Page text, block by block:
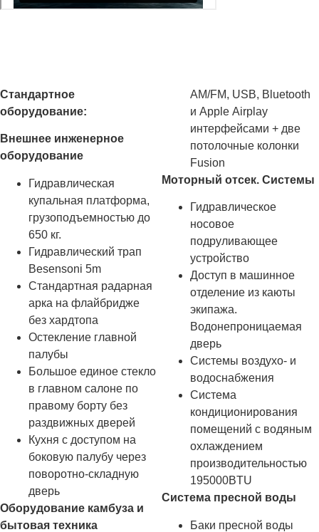
Стандартное
оборудование:
Внешнее инженерное
оборудование
Гидравлическая
купальная платформа,
грузоподъемностью до
650 кг.
Гидравлический трап
Besensoni 5m
Стандартная радарная
арка на флайбридже
без хардтопа
Остекление главной
палубы
Большое единое стекло
в главном салоне по
правому борту без
раздвижных дверей
Кухня с доступом на
боковую палубу через
поворотно-складную
дверь
Оборудование камбуза и
бытовая техника
AM/FM, USB, Bluetooth
и Apple Airplay
интерфейсами + две
потолочные колонки
Fusion
Моторный отсек. Системы
Гидравлическое
носовое
подруливающее
устройство
Доступ в машинное
отделение из каюты
экипажа.
Водонепроницаемая
дверь
Системы воздухо- и
водоснабжения
Система
кондиционирования
помещений с водяным
охлаждением
производительностью
195000BTU
Система пресной воды
Баки пресной воды